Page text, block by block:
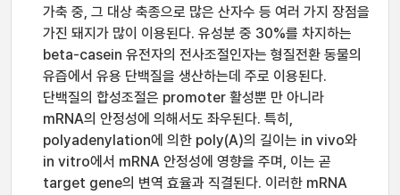
가축 중, 그 대상 축종으로 많은 산자수 등 여러 가지 장점을
가진 돼지가 많이 이용된다. 유성분 중 30%를 차지하는
beta-casein 유전자의 전사조절인자는 형질전환 동물의
유즙에서 유용 단백질을 생산하는데 주로 이용된다.
단백질의 합성조절은 promoter 활성뿐 만 아니라
mRNA의 안정성에 의해서도 좌우된다. 특히,
polyadenylation에 의한 poly(A)의 길이는 in vivo와
in vitro에서 mRNA 안정성에 영향을 주며, 이는 곧
target gene의 변역 효율과 직결된다. 이러한 mRNA